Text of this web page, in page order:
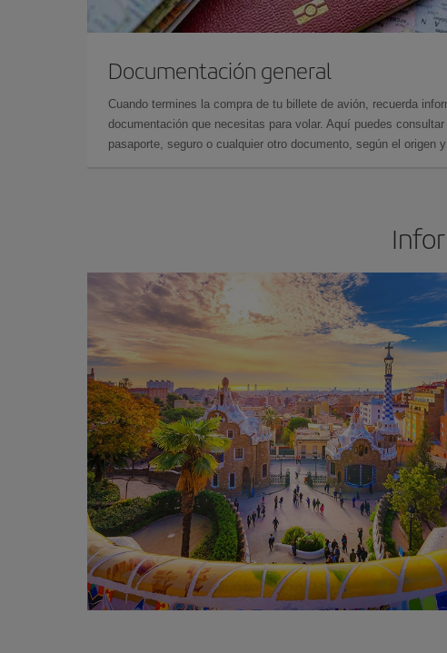
Documentación general
Cuando termines la compra de tu billete de avión, recuerda
documentación que necesitas para volar. Aquí puedes
pasaporte, seguro o cualquier otro documento, según el origen